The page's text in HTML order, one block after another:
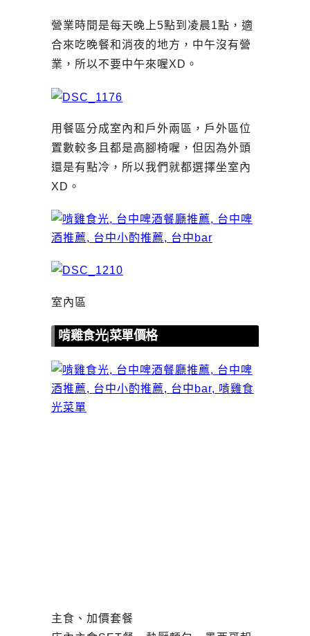
營業時間是每天晚上5點到凌晨1點，適
合來吃晚餐和消夜的地方，中午沒有營
業，所以不要中午來喔XD。
用餐區分成室內和戶外兩區，戶外區位
置數較多且都是高腳椅喔，但因為外頭
還是有點冷，所以我們就都選擇坐室內
XD。
室內區
啃雞食光|菜單價格
主食、加價套餐